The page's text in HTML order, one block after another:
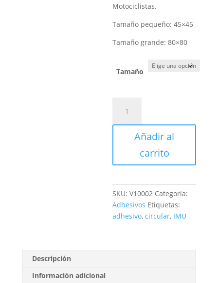
1,50€
Motociclistas.
Tamaño pequeño: 45×45
Tamaño grande: 80×80
Tamaño
circular
I.M.U.
cantidadAñadir al
carrito
SKU:V10002 Categoría:
Adhesivos Etiquetas:
adhesivo,circular, IMU
Descripción
Información adicional